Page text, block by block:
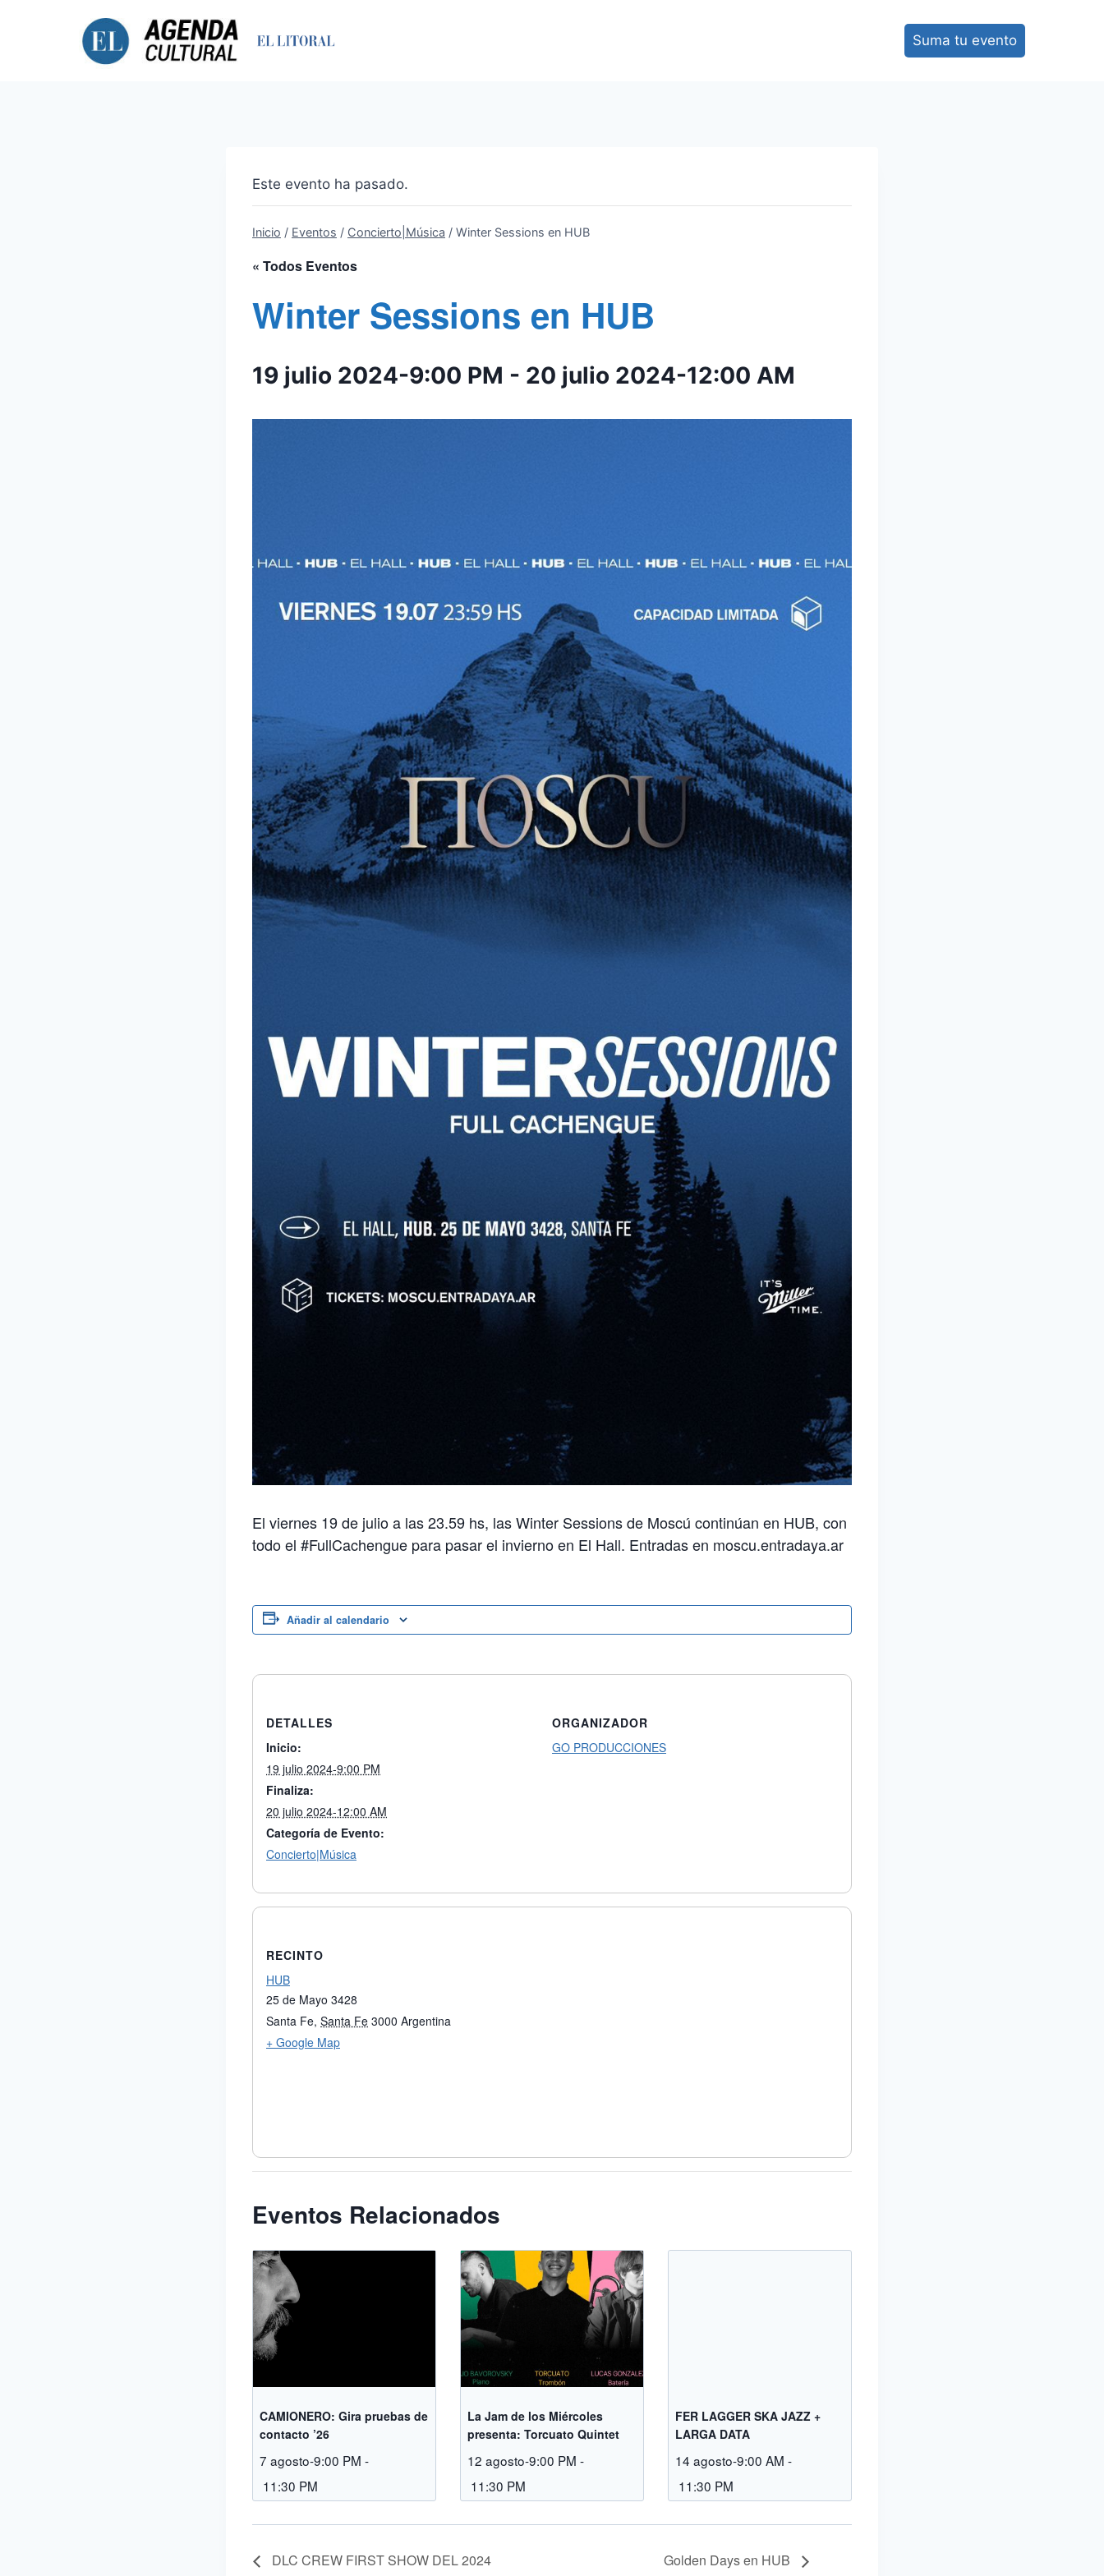
Suma tu evento
Este evento ha pasado.
Inicio / Eventos / Concierto|Música / Winter Sessions en HUB
« Todos Eventos
Winter Sessions en HUB
19 julio 2024-9:00 PM - 20 julio 2024-12:00 AM
El viernes 19 de julio a las 23.59 hs, las Winter Sessions de Moscú continúan en HUB, con
todo el #FullCachengue para pasar el invierno en El Hall. Entradas en moscu.entradaya.ar
Añadir al calendario
DETALLES
Inicio:
19 julio 2024-9:00 PM
Finaliza:
20 julio 2024-12:00 AM
Categoría de Evento:
Concierto|Música
ORGANIZADOR
GO PRODUCCIONES
RECINTO
HUB
25 de Mayo 3428
Santa Fe, Santa Fe 3000 Argentina
+ Google Map
Eventos Relacionados
CAMIONERO: Gira pruebas de
contacto ’26
7 agosto-9:00 PM -
11:30 PM
La Jam de los Miércoles
presenta: Torcuato Quintet
12 agosto-9:00 PM -
11:30 PM
FER LAGGER SKA JAZZ +
LARGA DATA
14 agosto-9:00 AM -
11:30 PM
DLC CREW FIRST SHOW DEL 2024 Golden Days en HUB